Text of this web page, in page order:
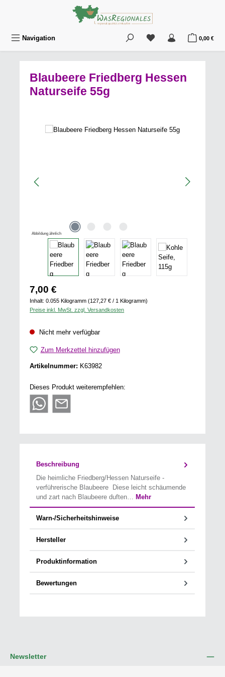
Zum Hauptinhalt springen
Navigation Du hast 0 Produkte
0,00 €
Blaubeere Friedberg Hessen
Naturseife 55g
Bildergalerie überspringen
Abbildung ähnlich
Regulärer Preis:
7,00 €
Inhalt:0.055 Kilogramm(127,27 € / 1 Kilogramm)
Preise inkl. MwSt. zzgl. Versandkosten
Nicht mehr verfügbar
Zum Merkzettel hinzufügen
Artikelnummer: K63982
Dieses Produkt weiterempfehlen:
Beschreibung
Die heimliche Friedberg/Hessen Naturseife -
verführerische Blaubeere Diese leicht schäumende
und zart nach Blaubeere duften…
Mehr
Warn-/Sicherheitshinweise
Hersteller
Produktinformation
Bewertungen
Newsletter